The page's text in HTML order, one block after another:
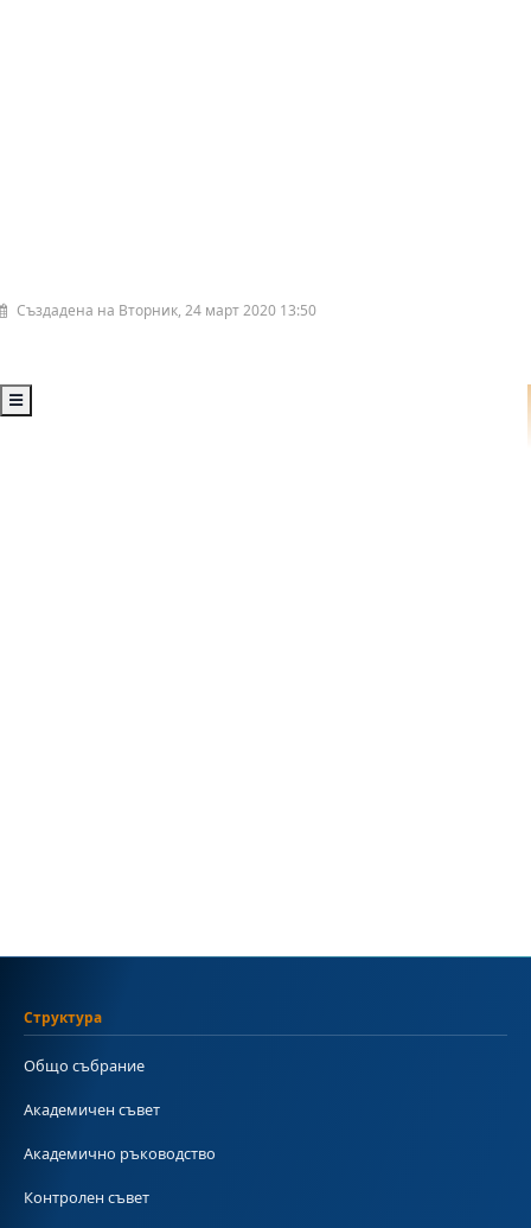
Създадена на Вторник, 24 март 2020 13:50
Структура
Общо събрание
Академичен съвет
Академично ръководство
Контролен съвет